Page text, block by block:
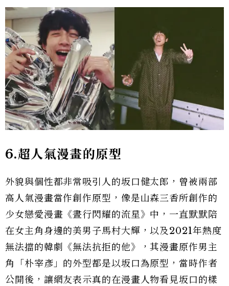
6.超人氣漫畫的原型
外貌與個性都非常吸引人的坂口健太郎，曾被兩部
高人氣漫畫當作創作原型，像是山森三香所創作的
少女戀愛漫畫《晝行閃耀的流星》中，一直默默陪
在女主角身邊的美男子馬村大輝，以及2021年熱度
無法擋的韓劇《無法抗拒的他》，其漫畫原作男主
角「朴宰彥」的外型都是以坂口為原型，當時作者
公開後，讓網友表示真的在漫畫人物看見坂口的樣